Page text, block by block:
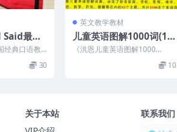
最新
经典口语教
对少儿口语
30
英文教学教材
儿童英语图解1000词(10
4页PDF)
《洪恩儿童英语图解1000
词》，由意大利原版引进，全部
都是场景记忆，涉及到了家庭...10
关于本站
联系我们